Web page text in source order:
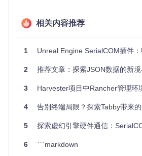
多平台支持- 已知在Chrome、
和xterm.js实现。
要体验SerialTerminal.com的强大功能
用。有关更多详细信息，请查看相关问
想要深入了解或参与项目开发？查看完
相关内容推荐
1 Unreal Engine SerialCOM插件：UE硬件集成与
2 推荐文章：探索JSON数据的新境界
3 Harvester项目中Rancher管理环境下虚拟机
4 告别终端局限？探索Tabby带来
5 探索虚幻引擎硬件通信：SerialCOM插件如
6 ```markdown